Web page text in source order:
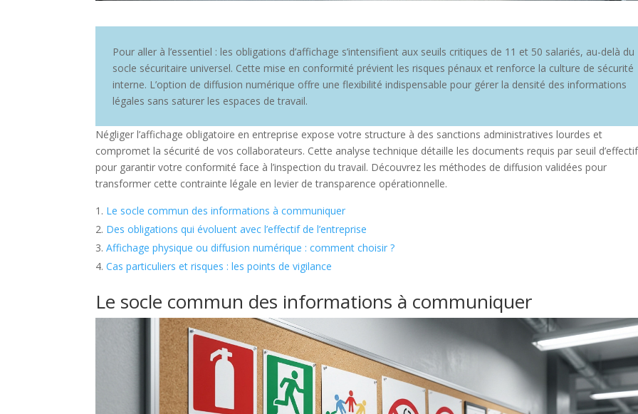
Pour aller à l’essentiel : les obligations d’affichage s’intensifient aux seuils critiques de 11 et 50 salariés, au-delà du
socle sécuritaire universel. Cette mise en conformité prévient les risques pénaux et renforce la culture de sécurité
interne. L’option de diffusion numérique offre une flexibilité indispensable pour gérer la densité des informations
légales sans saturer les espaces de travail.
Négliger l’affichage obligatoire en entreprise expose votre structure à des sanctions administratives lourdes et
compromet la sécurité de vos collaborateurs. Cette analyse technique détaille les documents requis par seuil d’effectif
pour garantir votre conformité face à l’inspection du travail. Découvrez les méthodes de diffusion validées pour
transformer cette contrainte légale en levier de transparence opérationnelle.
Le socle commun des informations à communiquer
Des obligations qui évoluent avec l’effectif de l’entreprise
Affichage physique ou diffusion numérique : comment choisir ?
Cas particuliers et risques : les points de vigilance
Le socle commun des informations à communiquer